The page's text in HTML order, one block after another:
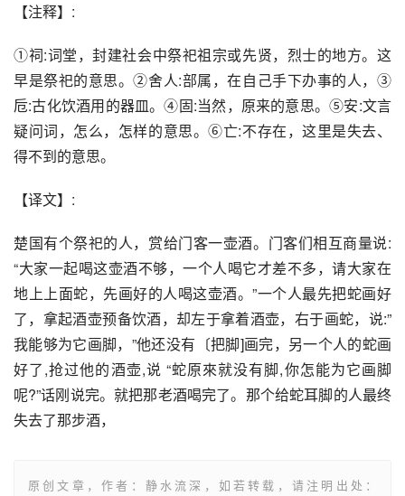
【注释】:
①祠:词堂，封建社会中祭祀祖宗或先贤，烈士的地方。这
早是祭祀的意思。②舍人:部属，在自己手下办事的人，③
卮:古化饮酒用的器皿。④固:当然，原来的意思。⑤安:文言
疑问词，怎么，怎样的意思。⑥亡:不存在，这里是失去、
得不到的意思。
【译文】:
楚国有个祭祀的人，赏给门客一壶酒。门客们相互商量说:
“大家一起喝这壶酒不够，一个人喝它才差不多，请大家在
地上上面蛇，先画好的人喝这壶酒。”一个人最先把蛇画好
了，拿起酒壶预备饮酒，却左于拿着酒壶，右于画蛇，说:”
我能够为它画脚，”他还没有〔把脚]画完，另一个人的蛇画
好了,抢过他的酒壶,说 “蛇原來就没有脚,你怎能为它画脚
呢?”话刚说完。就把那老酒喝完了。那个给蛇耳脚的人最终
失去了那步酒，
原创文章，作者：静水流深，如若转载，请注明出处：